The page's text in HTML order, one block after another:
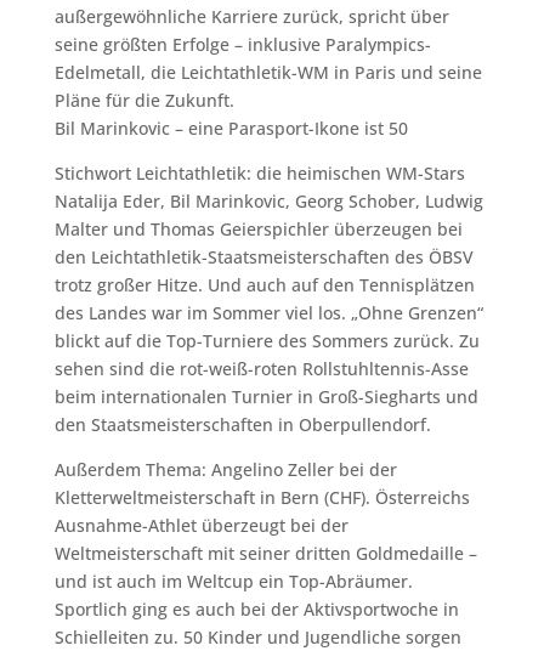
außergewöhnliche Karriere zurück, spricht über
seine größten Erfolge – inklusive Paralympics-
Edelmetall, die Leichtathletik-WM in Paris und seine
Pläne für die Zukunft.
Bil Marinkovic – eine Parasport-Ikone ist 50
Stichwort Leichtathletik: die heimischen WM-Stars
Natalija Eder, Bil Marinkovic, Georg Schober, Ludwig
Malter und Thomas Geierspichler überzeugen bei
den Leichtathletik-Staatsmeisterschaften des ÖBSV
trotz großer Hitze. Und auch auf den Tennisplätzen
des Landes war im Sommer viel los. „Ohne Grenzen“
blickt auf die Top-Turniere des Sommers zurück. Zu
sehen sind die rot-weiß-roten Rollstuhltennis-Asse
beim internationalen Turnier in Groß-Siegharts und
den Staatsmeisterschaften in Oberpullendorf.
Außerdem Thema: Angelino Zeller bei der
Kletterweltmeisterschaft in Bern (CHF). Österreichs
Ausnahme-Athlet überzeugt bei der
Weltmeisterschaft mit seiner dritten Goldmedaille –
und ist auch im Weltcup ein Top-Abräumer.
Sportlich ging es auch bei der Aktivsportwoche in
Schielleiten zu. 50 Kinder und Jugendliche sorgen